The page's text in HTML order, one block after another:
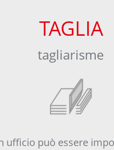
TAGLIA
tagliarisme
ufficio può essere